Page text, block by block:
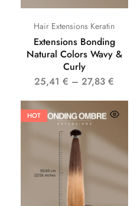
Hair Extensions Keratin
Extensions Bonding
Natural Colors Wavy &
Curly
25,41€ –27,83€
HOT